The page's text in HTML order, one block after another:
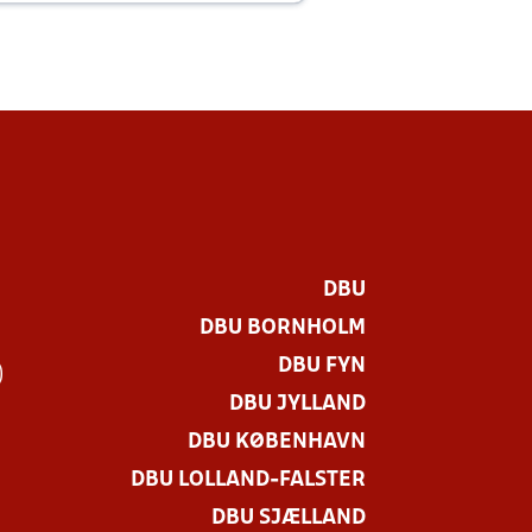
DBU
DBU BORNHOLM
DBU FYN
DBU JYLLAND
DBU KØBENHAVN
DBU LOLLAND-FALSTER
DBU SJÆLLAND